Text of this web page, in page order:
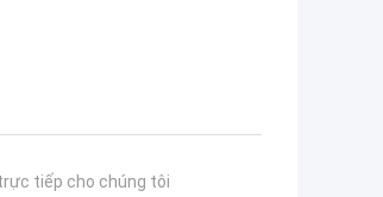
tiếp cho chúng tôi